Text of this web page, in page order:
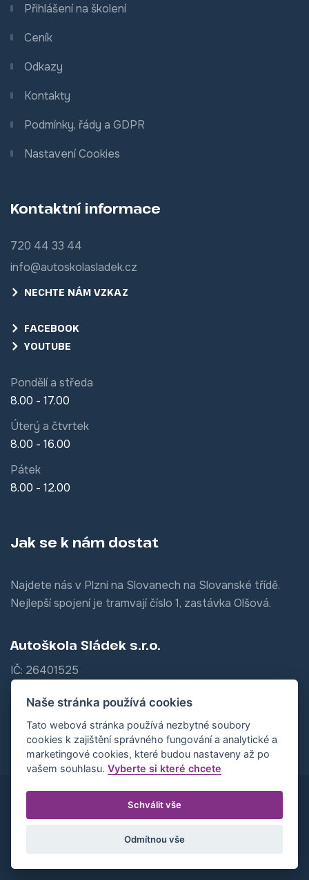
Přihlášení na školení
Ceník
Odkazy
Kontakty
Podmínky, řády a GDPR
Nastavení Cookies
Kontaktní informace
720 44 33 44
info@autoskolasladek.cz
NECHTE NÁM VZKAZ
FACEBOOK
YOUTUBE
Pondělí a středa
8.00 - 17.00
Úterý a čtvrtek
8.00 - 16.00
Pátek
8.00 - 12.00
Jak se k nám dostat
Najdete nás v Plzni na Slovanech na Slovanské třídě.
Nejlepší spojení je tramvají číslo 1, zastávka Olšová.
Autoškola Sládek s.r.o.
IČ: 26401525
C 17902 vedená u Krajského soudu v Plzni
Platební metody kromě hotovosti
Naše stránka používá cookies
Tato webová stránka používá nezbytné soubory
cookies k zajištění správného fungování a analytické a
marketingové cookies, které budou nastaveny až po
vašem souhlasu.Vyberte si které chcete
Schválit vše
Odmítnou vše